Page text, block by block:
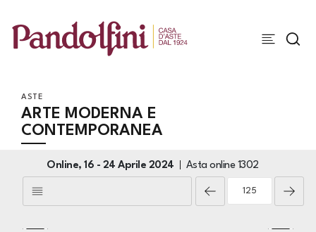
ASTE
ARTE MODERNA E
CONTEMPORANEA
Online,16 - 24 Aprile 2024 Asta online 1302